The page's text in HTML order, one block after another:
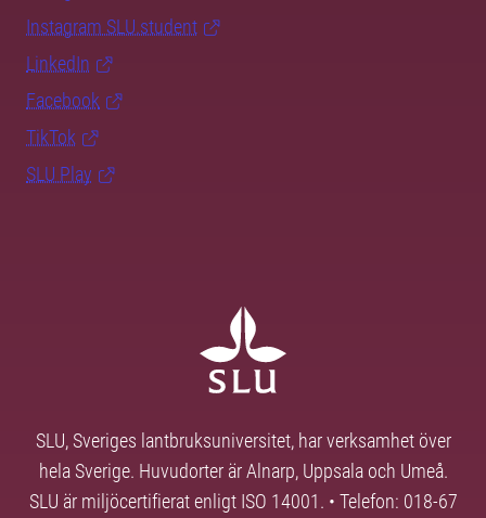
Instagram SLU.student
LinkedIn
Facebook
TikTok
SLU Play
SLU, Sveriges lantbruksuniversitet, har verksamhet över
hela Sverige. Huvudorter är Alnarp, Uppsala och Umeå.
SLU är miljöcertifierat enligt ISO 14001. • Telefon: 018-67